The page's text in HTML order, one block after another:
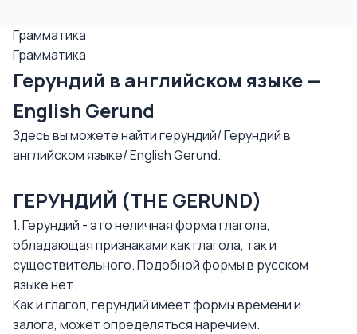
Грамматика
Грамматика
Герундий в английском языке —
English Gerund
Здесь вы можете найти герундий/ Герундий в
английском языке/ English Gerund.
ГЕРУНДИЙ (THE GERUND)
1. Герундий - это неличная форма глагола,
обладающая признаками как глагола, так и
существительного. Подобной формы в русском
языке нет.
Как и глагол, герундий имеет формы времени и
залога, может определяться наречием.